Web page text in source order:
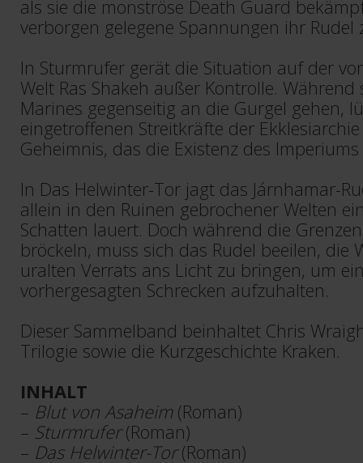
als sie die monströse Death Guard
verborgen gelegene Spannungen ihr Rudel
In Sturmrufer gerät die Situation auf der
Welt Ras Shakeh außer Kontrolle. Während
Marines gegenseitig an die Gurgel gehen,
eingetroffenen Streitkräfte der
Geheimnis, das die Existenz des
In Das Helwinter-Tor jagt das Járnhamar-
allein in den Ruinen gebrochener Welten
Schatten lauert. Doch während die
bröckeln, muss sich das Rudel beeilen, die
uralten Verrats ans Licht zu bringen, um
vorhergesagten Schrecken aufzuhalten.
Dieser Sammelband beinhaltet Chris
Trilogie sowie die Kurzgeschichte Kraken.
INHALT
– Blut von Asaheim (Roman)
– Sturmrufer(Roman)
– Das Helwinter-Tor(Roman)